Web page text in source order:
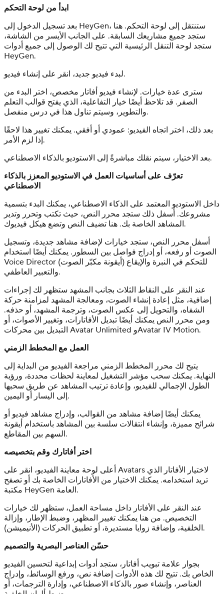
ابدأ من لوحة التحكم
بعد تسجيل الدخول إلى HeyGen، ستنتقل إلى لوحة التحكم. هنا
ستجد جميع مشاريعك السابقة. على الجانب الأيسر من الشاشة،
ستجد لوحة التنقل الرئيسية التي تتيح لك الوصول إلى جميع أدوات
HeyGen.
لبدء فيديو جديد، انقر على إنشاء فيديو.
سترى عدة خيارات. لإنشاء فيديو أفاتار مخصص، اختر البدء من
الصفر. قد تلاحظ أيضًا خيار التفاعلية، الذي يفتح قوالب التعلم
والتطوير، وسيتم تناول هذا في درس منفصل.
بعد ذلك، اختر اتجاه الفيديو: عمودي أو أفقي. يمكنك تغيير هذا لاحقًا
إذا لزم الأمر.
بعد الاختيار، سيتم نقلك مباشرةً إلى الاستوديو بالذكاء الاصطناعي.
تعرّف على أساسيات العمل في الاستوديو المعزز بالذكاء
الاصطناعي
داخل الاستوديو المعتمد على الذكاء الاصطناعي، يمكنك البدء بتسمية
مشروعك. أسفل ذلك ستجد محرر النص، حيث تكتب وتحرر وتدير
المشاهد الخاصة بك. هنا تضيف النص وتضع هيكل فيديوك.
أسفل محرر النص، ستجد خيارات لإضافة مشاهد جديدة، وتسجيل
الصوت أو رفعه، أو إدراج فواصل بين السطور. يمكنك أيضًا استخدام
Voice Director (أيقونة مكبّر الصوت) للتحكم في النبرة والإيقاع
والتعبير العاطفي.
عند النقر على النقاط الثلاث بجانب المشهد ستظهر لك إجراءات
إضافية، مثل إعادة إنشاء الصوت، ومعالجة المشهد لمزامنة حركة
الشفاه، والتحويل إلى عكس الصوت، وترجمة المشهد، أو حذفه.
ومن محرر النص يمكنك أيضًا تبديل الأفاتارات، وتغيير الأصوات، أو
التبديل بين محركات Avatar Unlimited وAvatar IV Motion.
العمل مع المخطط الزمني
يتيح لك محرر المخطط الزمني مراجعة الفيديو من البداية إلى
النهاية. يمكنك سحب مؤشر التشغيل لمعاينة لحظات محددة، ورؤية
الطول الإجمالي للفيديو، وإعادة ترتيب المشاهد عن طريق سحبها
إلى اليسار أو اليمين.
يمكنك أيضًا إضافة مشاهد من القوالب، وإدراج مشاهد فيديو أو
شرائح مميزة، وإنشاء انتقالات سلسة بين المشاهد باستخدام أيقونة
السهم بين المقاطع.
اختر أفاتارك وقم بتخصيصه
أعلى لوحة معاينة الفيديو، انقر على Avatars لاختيار الأفاتار الذي
تريد استخدامه. يمكنك الاختيار من الأفاتارات الخاصة بك أو تصفح
مكتبة HeyGen العامة.
عند النقر على الأفاتار داخل مساحة العمل، ستظهر لك خيارات
التخصيص. من هنا يمكنك تغيير المظهر، وضبط الإطار، وإزالة
الخلفية، وإضافة زوايا مستديرة، أو تطبيق الحركات (الأنيميشن).
حسّن العناصر البصرية والتصميم
بجوار علامة تبويب أفاتار، ستجد أدوات إبداعية لتحسين الفيديو
الخاص بك. تتيح لك هذه الأدوات إضافة نص، ورفع الوسائط، وإدراج
العناصر، وإنشاء صور بالذكاء الاصطناعي، وإدارة الترجمات، أو